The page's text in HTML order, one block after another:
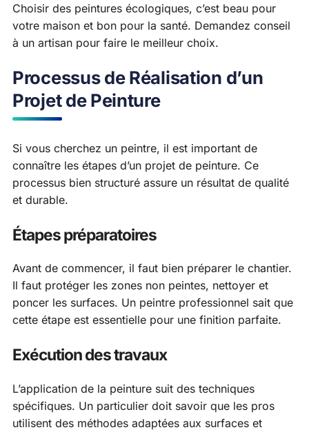
Choisir des peintures écologiques, c’est beau pour
votre maison et bon pour la santé. Demandez conseil
à un artisan pour faire le meilleur choix.
Processus de Réalisation d’un
Projet de Peinture
Si vous cherchez un peintre, il est important de
connaître les étapes d’un projet de peinture. Ce
processus bien structuré assure un résultat de qualité
et durable.
Étapes préparatoires
Avant de commencer, il faut bien préparer le chantier.
Il faut protéger les zones non peintes, nettoyer et
poncer les surfaces. Un peintre professionnel sait que
cette étape est essentielle pour une finition parfaite.
Exécution des travaux
L’application de la peinture suit des techniques
spécifiques. Un particulier doit savoir que les pros
utilisent des méthodes adaptées aux surfaces et